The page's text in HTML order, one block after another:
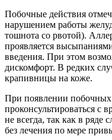
Побочные действия
нарушением работы
тошнота со рвотой).
проявляется
введения. При этом
дискомфорт. В редких
крапивницы на коже.
При появлении побочных
проконсультироваться с
не всегда, так как в
без лечения по мере